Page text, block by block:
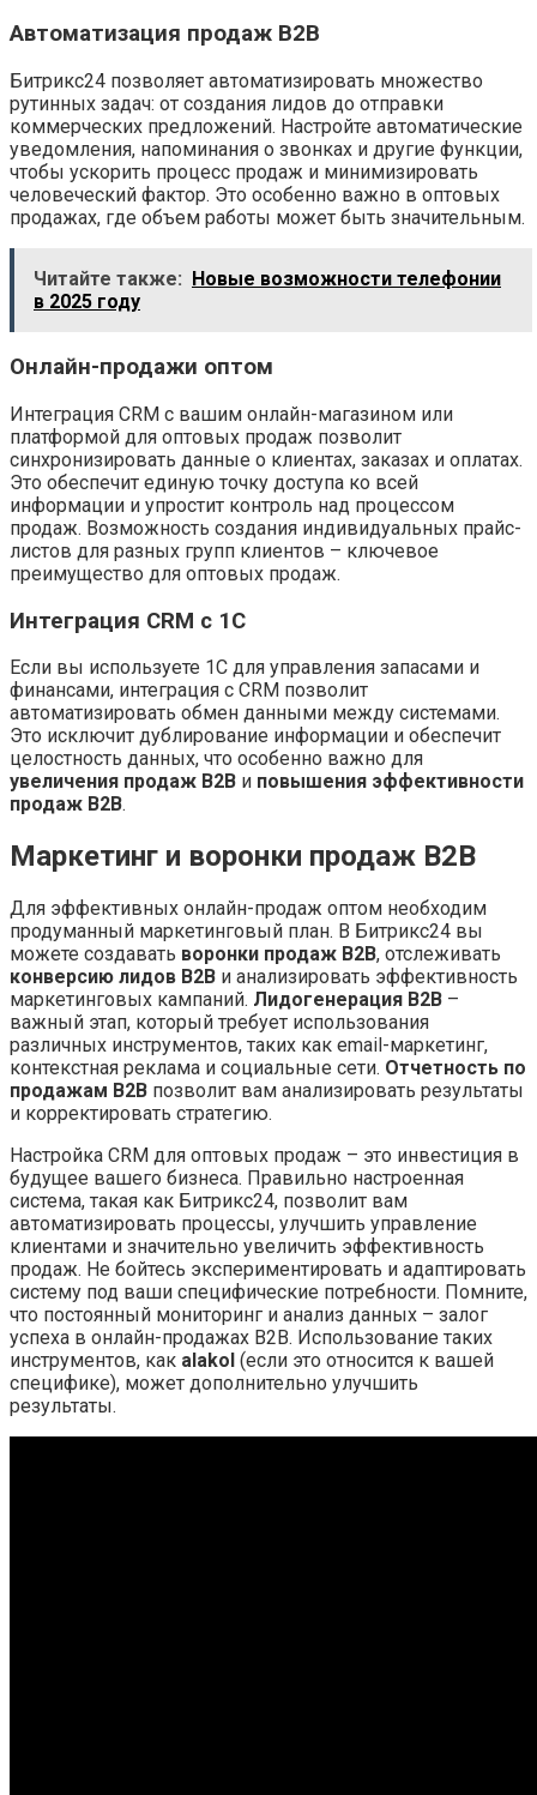
Автоматизация продаж B2B
Битрикс24 позволяет автоматизировать множество
рутинных задач: от создания лидов до отправки
коммерческих предложений. Настройте автоматические
уведомления, напоминания о звонках и другие функции,
чтобы ускорить процесс продаж и минимизировать
человеческий фактор. Это особенно важно в оптовых
продажах, где объем работы может быть значительным.
Читайте также: Новые возможности телефонии
в 2025 году
Онлайн-продажи оптом
Интеграция CRM с вашим онлайн-магазином или
платформой для оптовых продаж позволит
синхронизировать данные о клиентах, заказах и оплатах.
Это обеспечит единую точку доступа ко всей
информации и упростит контроль над процессом
продаж. Возможность создания индивидуальных прайс-
листов для разных групп клиентов – ключевое
преимущество для оптовых продаж.
Интеграция CRM с 1С
Если вы используете 1С для управления запасами и
финансами, интеграция с CRM позволит
автоматизировать обмен данными между системами.
Это исключит дублирование информации и обеспечит
целостность данных, что особенно важно для
увеличения продаж B2B и повышения эффективности
продаж B2B.
Маркетинг и воронки продаж B2B
Для эффективных онлайн-продаж оптом необходим
продуманный маркетинговый план. В Битрикс24 вы
можете создавать воронки продаж B2B, отслеживать
конверсию лидов B2B и анализировать эффективность
маркетинговых кампаний. Лидогенерация B2B –
важный этап, который требует использования
различных инструментов, таких как email-маркетинг,
контекстная реклама и социальные сети. Отчетность по
продажам B2B позволит вам анализировать результаты
и корректировать стратегию.
Настройка CRM для оптовых продаж – это инвестиция в
будущее вашего бизнеса. Правильно настроенная
система, такая как Битрикс24, позволит вам
автоматизировать процессы, улучшить управление
клиентами и значительно увеличить эффективность
продаж. Не бойтесь экспериментировать и адаптировать
систему под ваши специфические потребности. Помните,
что постоянный мониторинг и анализ данных – залог
успеха в онлайн-продажах B2B. Использование таких
инструментов, как alakol (если это относится к вашей
специфике), может дополнительно улучшить
результаты.